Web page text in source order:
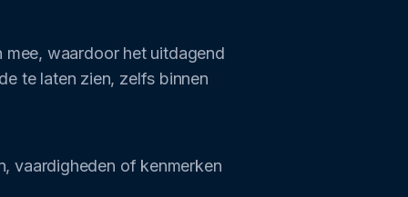
mee, waardoor het uitdagend
te laten zien, zelfs binnen
vaardigheden of kenmerken